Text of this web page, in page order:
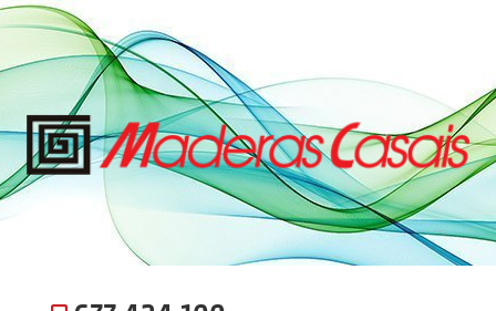
a
navegación
al
contenido